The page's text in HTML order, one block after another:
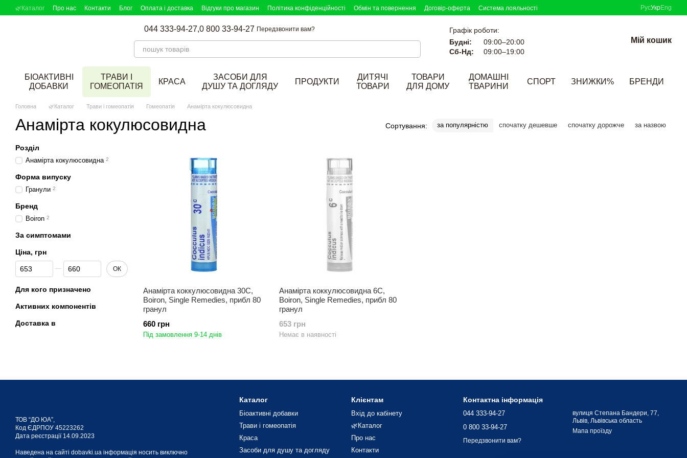
Перейти до основного контенту
🌿Каталог Про нас Контакти Блог Оплата і доставка Відгуки про магазин Політика конфіденційності Обмін та повернення Договір-оферта
Система лояльності
РусУкрEng
044 333-94-27,0 800 33-94-27 Передзвонити вам?
Графік роботи:
Будні:
09:00–20:00
Сб-Нд:
09:00–19:00
Мій кошик
БІОАКТИВНІ
ДОБАВКИ
ТРАВИ І
ГОМЕОПАТІЯ
КРАСА
ЗАСОБИ ДЛЯ
ДУШУ ТА ДОГЛЯДУ
ПРОДУКТИ
ДИТЯЧІ
ТОВАРИ
ТОВАРИ
ДЛЯ ДОМУ
ДОМАШНІ
ТВАРИНИ
СПОРТ ЗНИЖКИ% БРЕНДИ
Головна 🌿Каталог Трави і гомеопатія Гомеопатія Анамірта кокулюсовидна
Анамірта кокулюсовидна Сортування: за популярністю спочатку дешевше спочатку дорожче за назвою
Анамірта коккулюсовидна 30C,
Boiron, Single Remedies, прибл 80
гранул
660 грн
Під замовлення 9-14 днів
Анамірта коккулюсовидна 6C,
Boiron, Single Remedies, прибл 80
гранул
653 грн
Немає в наявності
Розділ
Анамірта кокулюсовидна 2
Форма випуску
Гранули 2
Бренд
Boiron 2
За симптомами
Ціна, грн
Від Ціна, грн
До Ціна, грн ОК
Для кого призначено
Активних компонентів
Доставка в
ТОВ “ДО ЮА”,
Код ЄДРПОУ 45223262
Дата реєстрації 14.09.2023
Наведена на сайті dobavki.ua інформація носить виключно
Каталог
Біоактивні добавки
Трави і гомеопатія
Краса
Засоби для душу та догляду
Клієнтам
Вхід до кабінету
🌿Каталог
Про нас
Контакти
Контактна інформація
044 333-94-27
0 800 33-94-27
Передзвонити вам?
вулиця Степана Бандери, 77,
Львів, Львівська область
Мапа проїзду